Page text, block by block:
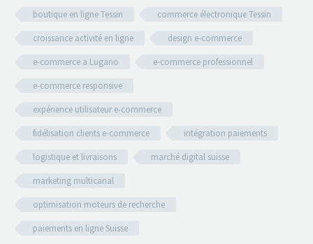
boutique en ligne Tessin
commerce électronique Tessin
croissance activité en ligne
design e-commerce
e-commerce a Lugano
e-commerce professionnel
e-commerce responsive
expérience utilisateur e-commerce
fidélisation clients e-commerce
intégration paiements
logistique et livraisons
marché digital suisse
marketing multicanal
optimisation moteurs de recherche
paiements en ligne Suisse